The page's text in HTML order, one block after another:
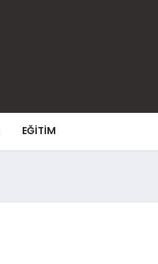
EĞITIM